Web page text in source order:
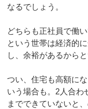
なるでしょう。
どちらも正社員で働
という世帯は経済的
し、余裕があるから
つい、住宅も高額に
いう場合も。2人合わ
までできていないと